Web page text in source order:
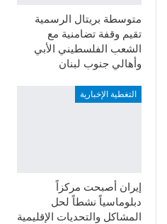
متوسطة بريتال الرسمية
تقيم وقفة تضامنية مع
الشعب الفلسطيني الأبي
وأهالي جنوب لبنان
التغطية الإخبارية
إيران أصبحت مركزاً
دبلوماسياً نشطاً لحل
المشاكل والتحديات الإقليمية